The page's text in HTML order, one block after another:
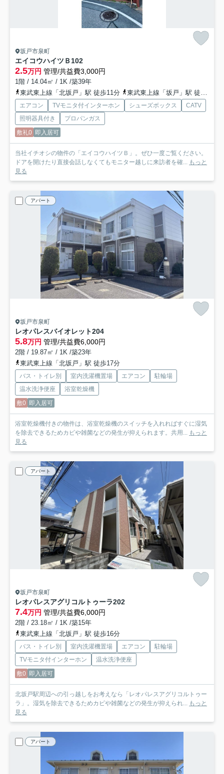
坂戸市泉町
エイコウハイツＢ 102
2.5万円 管理/共益費3,000円
1階 / 14.04㎡ / 1K /築39年
東武東上線「北坂戸」駅 徒歩11分
東武東上線「坂戸」駅 徒歩17分
エアコン TVモニタ付インターホン シューズボックス
CATV
照明器具付き
プロパンガス
敷礼0 即入居可
当社イチオシの物件の「エイコウハイツＢ」。ぜひ一度ご覧ください。
ドアを開けたり直接会話しなくてもモニター越しに来訪者を確... もっと
見る
アパート
坂戸市泉町
レオパレスバイオレット204
5.8万円 管理/共益費6,000円
2階 / 19.87㎡ / 1K /築23年
東武東上線「北坂戸」駅 徒歩17分
バス・トイレ別 室内洗濯機置場 エアコン
駐輪場
温水洗浄便座
浴室乾燥機
敷0 即入居可
浴室乾燥機付きの物件は、浴室乾燥機のスイッチを入れればすぐに湿気
を除去できるためカビや雑菌などの発生が抑えられます。共用... もっと
見る
アパート
坂戸市泉町
レオパレスアグリコルトゥーラ202
7.4万円 管理/共益費6,000円
2階 / 23.18㎡ / 1K /築15年
東武東上線「北坂戸」駅 徒歩16分
バス・トイレ別 室内洗濯機置場 エアコン
駐輪場
TVモニタ付インターホン
温水洗浄便座
敷0 即入居可
北坂戸駅周辺への引っ越しをお考えなら「レオパレスアグリコルトゥー
ラ」。湿気を除去できるためカビや雑菌などの発生が抑えられ... もっと
見る
アパート